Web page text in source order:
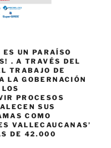
UN PARAÍSO
. A TRAVÉS DEL
TRABAJO DE
LA GOBERNACIÓN
PROCESOS
SUS
COMO
VALLECAUCANAS’
DE 42.000